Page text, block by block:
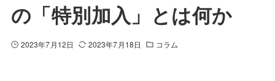
の「特別加入」とは何か
2023年7月12日 2023年7月18日 コラム